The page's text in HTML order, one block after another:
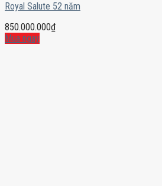
Royal Salute 52 năm
850.000.000₫
Mua ngay